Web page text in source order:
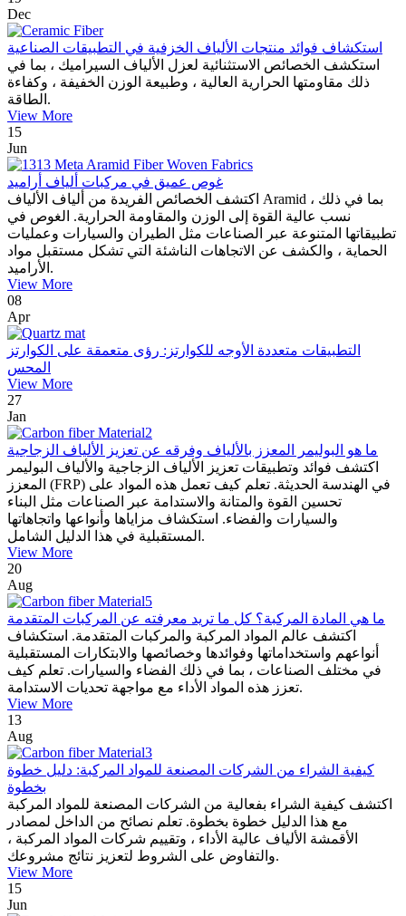
Dec
استكشاف فوائد منتجات الألياف الخزفية في التطبيقات الصناعية
استكشف الخصائص الاستثنائية لعزل الألياف السيراميك ، بما في
ذلك مقاومتها الحرارية العالية ، وطبيعة الوزن الخفيفة ، وكفاءة
الطاقة.
View More
15
Jun
غوص عميق في مركبات ألياف أراميد
اكتشف الخصائص الفريدة من ألياف الألياف Aramid ، بما في ذلك
نسب عالية القوة إلى الوزن والمقاومة الحرارية. الغوص في
تطبيقاتها المتنوعة عبر الصناعات مثل الطيران والسيارات وعمليات
الحماية ، والكشف عن الاتجاهات الناشئة التي تشكل مستقبل مواد
الأراميد.
View More
08
Apr
التطبيقات متعددة الأوجه للكوارتز: رؤى متعمقة على الكوارتز
المحس
View More
27
Jan
ما هو البوليمر المعزز بالألياف وفرقه عن تعزيز الألياف الزجاجية
اكتشف فوائد وتطبيقات تعزيز الألياف الزجاجية والألياف البوليمر
المعزز (FRP) في الهندسة الحديثة. تعلم كيف تعمل هذه المواد على
تحسين القوة والمتانة والاستدامة عبر الصناعات مثل البناء
والسيارات والفضاء. استكشاف مزاياها وأنواعها واتجاهاتها
المستقبلية في هذا الدليل الشامل.
View More
20
Aug
ما هي المادة المركبة؟ كل ما تريد معرفته عن المركبات المتقدمة
اكتشف عالم المواد المركبة والمركبات المتقدمة. استكشاف
أنواعهم واستخداماتها وفوائدها وخصائصها والابتكارات المستقبلية
في مختلف الصناعات ، بما في ذلك الفضاء والسيارات. تعلم كيف
تعزز هذه المواد الأداء مع مواجهة تحديات الاستدامة.
View More
13
Aug
كيفية الشراء من الشركات المصنعة للمواد المركبة: دليل خطوة
بخطوة
اكتشف كيفية الشراء بفعالية من الشركات المصنعة للمواد المركبة
مع هذا الدليل خطوة بخطوة. تعلم نصائح من الداخل لمصادر
الأقمشة الألياف عالية الأداء ، وتقييم شركات المواد المركبة ،
والتفاوض على الشروط لتعزيز نتائج مشروعك.
View More
15
Jun